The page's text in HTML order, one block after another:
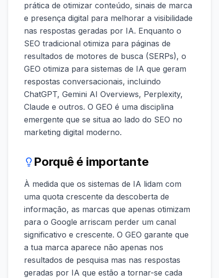
Integrações
Relatórios
e análises
prática de otimizar conteúdo, sinais de marca
e presença digital para melhorar a visibilidade
nas respostas geradas por IA. Enquanto o
SEO tradicional otimiza para páginas de
resultados de motores de busca (SERPs), o
GEO otimiza para sistemas de IA que geram
respostas conversacionais, incluindo
ChatGPT, Gemini AI Overviews, Perplexity,
Claude e outros. O GEO é uma disciplina
emergente que se situa ao lado do SEO no
marketing digital moderno.
Porquê é importante
À medida que os sistemas de IA lidam com
uma quota crescente da descoberta de
informação, as marcas que apenas otimizam
para o Google arriscam perder um canal
significativo e crescente. O GEO garante que
a tua marca aparece não apenas nos
resultados de pesquisa mas nas respostas
geradas por IA que estão a tornar-se cada